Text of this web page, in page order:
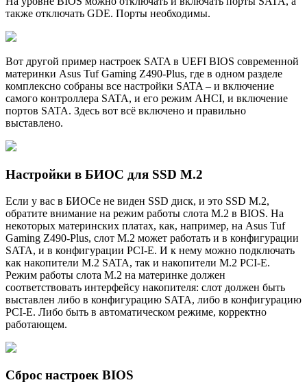
также отключать GDE. Порты необходимы.
Вот другой пример настроек SATA в UEFI BIOS современной
материнки Asus Tuf Gaming Z490-Plus, где в одном разделе
комплексно собраны все настройки SATA – и включение
самого контроллера SATA, и его режим AHCI, и включение
портов SATA. Здесь вот всё включено и правильно
выставлено.
Настройки в БИОС для SSD M.2
Если у вас в БИОСе не виден SSD диск, и это SSD M.2,
обратите внимание на режим работы слота M.2 в BIOS. На
некоторых материнских платах, как, например, на Asus Tuf
Gaming Z490-Plus, слот M.2 может работать и в конфигурации
SATA, и в конфигурации PCI-E. И к нему можно подключать
как накопители M.2 SATA, так и накопители M.2 PCI-E.
Режим работы слота M.2 на материнке должен
соответствовать интерфейсу накопителя: слот должен быть
выставлен либо в конфигурацию SATA, либо в конфигурацию
PCI-E. Либо быть в автоматическом режиме, корректно
работающем.
Сброс настроек BIOS